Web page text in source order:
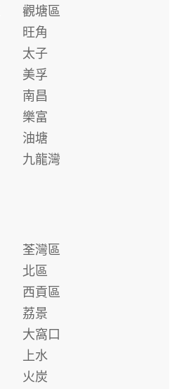
觀塘區
旺角
太子
美孚
南昌
樂富
油塘
九龍灣
荃灣區
北區
西貢區
荔景
大窩口
上水
火炭